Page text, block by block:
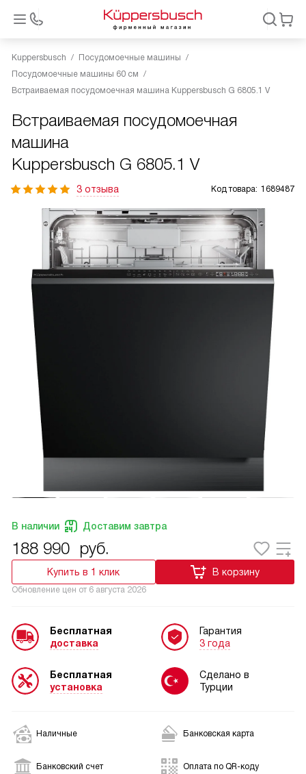
Kuppersbusch
Посудомоечные машины
Посудомоечные машины 60 см
Встраиваемая посудомоечная машина Kuppersbusch G 6805.1 V
Встраиваемая посудомоечная
машина
Kuppersbusch G 6805.1 V
3 отзыва Код товара: 1689487
В наличии Доставим завтра
188 990 руб.
Купить в 1 клик В корзину
Обновление цен от 6 августа 2026
Бесплатная
доставка
Бесплатная
установка
Гарантия
3 года
Сделано в
Турции
Наличные Банковская карта
Банковский счет Оплата по QR-коду